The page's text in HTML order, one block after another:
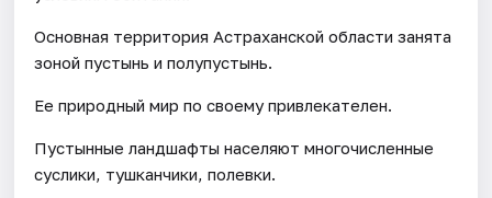
Основная территория Астраханской области занята
зоной пустынь и полупустынь.
Ее природный мир по своему привлекателен.
Пустынные ландшафты населяют многочисленные
суслики, тушканчики, полевки.